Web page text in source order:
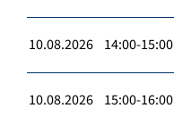
10.08.2026 14:00-15:00
10.08.2026 15:00-16:00